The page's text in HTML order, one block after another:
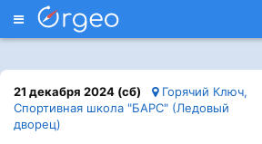
Меню
21 декабря 2024 (сб)
Горячий Ключ,
Спортивная школа "БАРС" (Ледовый
дворец)